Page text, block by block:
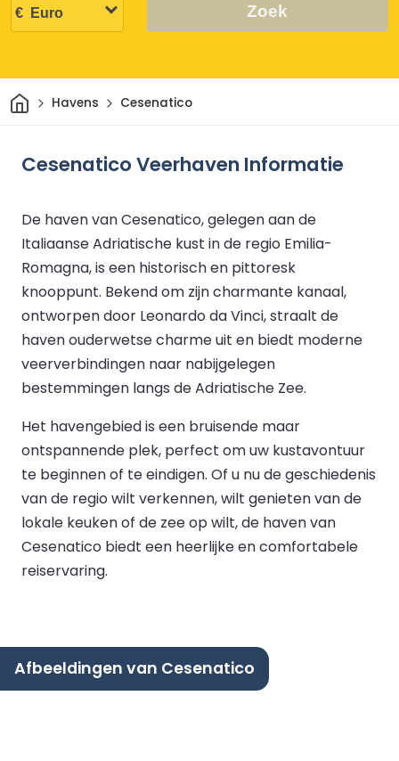
Zoek
ThuisHavens Cesenatico
Cesenatico Veerhaven Informatie
De haven van Cesenatico, gelegen aan de
Italiaanse Adriatische kust in de regio Emilia-
Romagna, is een historisch en pittoresk
knooppunt. Bekend om zijn charmante kanaal,
ontworpen door Leonardo da Vinci, straalt de
haven ouderwetse charme uit en biedt moderne
veerverbindingen naar nabijgelegen
bestemmingen langs de Adriatische Zee.
Het havengebied is een bruisende maar
ontspannende plek, perfect om uw kustavontuur
te beginnen of te eindigen. Of u nu de geschiedenis
van de regio wilt verkennen, wilt genieten van de
lokale keuken of de zee op wilt, de haven van
Cesenatico biedt een heerlijke en comfortabele
reiservaring.
Afbeeldingen van Cesenatico